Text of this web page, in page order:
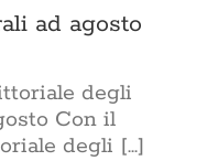
ad agosto
degli
Con il
degli [...]